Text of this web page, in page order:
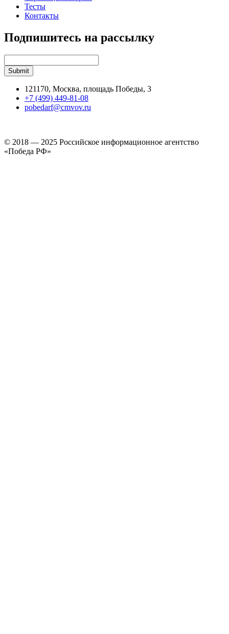
Тесты
Контакты
Подпишитесь на рассылку
121170, Москва, площадь Победы, 3
+7 (499) 449-81-08
pobedarf@cmvov.ru
© 2018 — 2025 Российское информационное агентство
«Победа РФ»